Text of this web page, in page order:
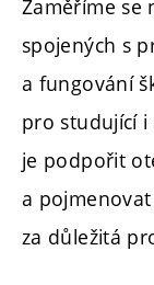
Zaměříme se
spojených s
a fungování
pro studující i
je podpořit
a
za důležitá